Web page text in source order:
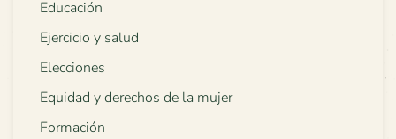
Educación
Ejercicio y salud
Elecciones
Equidad y derechos de la mujer
Formación